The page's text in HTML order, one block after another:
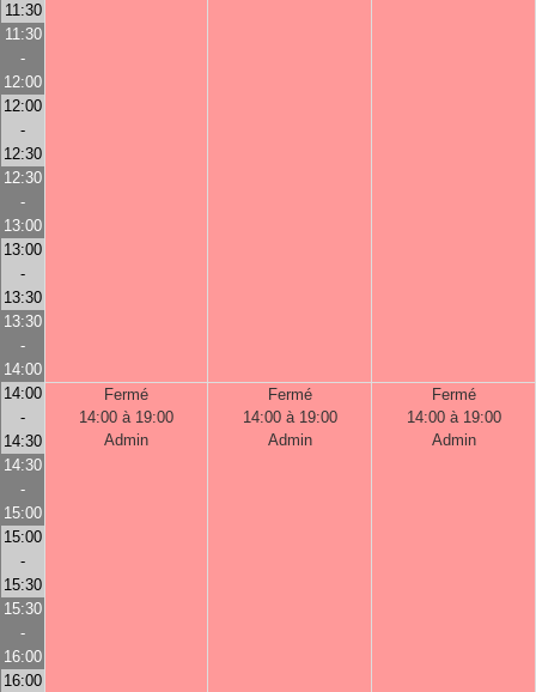
11:30
11:30
-
12:00
12:00
-
12:30
12:30
-
13:00
13:00
-
13:30
13:30
-
14:00
14:00
-
14:30
Fermé
14:00 à 19:00
Admin
Fermé
14:00 à 19:00
Admin
Fermé
14:00 à 19:00
Admin
14:30
-
15:00
15:00
-
15:30
15:30
-
16:00
16:00